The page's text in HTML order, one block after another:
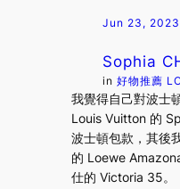
Jun 23, 2023
Sophia
in好物推薦
我覺得自己對波士
Louis Vuitton 的
波士頓包款，其後
的 Loewe
仕的 Victoria 35。